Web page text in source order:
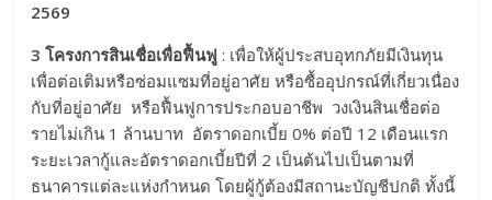
2569
3 โครงการสินเชื่อเพื่อฟื้นฟู : เพื่อให้ผู้ประสบอุทกภัยมีเงินทุน
เพื่อต่อเติมหรือซ่อมแซมที่อยู่อาศัย หรือซื้ออุปกรณ์ที่เกี่ยวเนื่อง
กับที่อยู่อาศัย หรือฟื้นฟูการประกอบอาชีพ วงเงินสินเชื่อต่อ
รายไม่เกิน 1 ล้านบาท อัตราดอกเบี้ย 0% ต่อปี 12 เดือนแรก
ระยะเวลากู้และอัตราดอกเบี้ยปีที่ 2 เป็นต้นไปเป็นตามที่
ธนาคารแต่ละแห่งกำหนด โดยผู้กู้ต้องมีสถานะบัญชีปกติ ทั้งนี้